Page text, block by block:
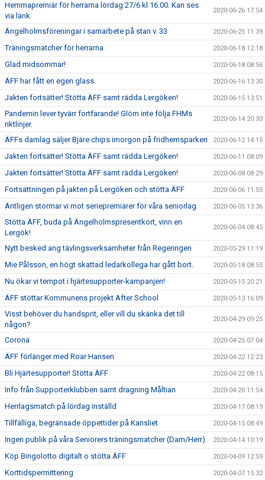
Hemmapremiär för herrarna lördag 27/6 kl 16.00. Kan ses
via länk
2020-06-26 17:54
Ängelholmsföreningar i samarbete på stan v. 33 2020-06-25 11:39
Träningsmatcher för herrarna 2020-06-18 12:18
Glad midsommar! 2020-06-18 08:56
ÄFF har fått en egen glass. 2020-06-16 13:30
Jakten fortsätter! Stötta ÄFF samt rädda Lergöken! 2020-06-15 13:51
Pandemin lever tyvärr fortfarande! Glöm inte följa FHMs
riktlinjer.
2020-06-14 20:33
ÄFFs damlag säljer Bjäre chips imorgon på fridhemsparken 2020-06-12 14:15
Jakten fortsätter! Stötta ÄFF samt rädda Lergöken! 2020-06-11 08:09
Jakten fortsätter! Stötta ÄFF samt rädda Lergöken! 2020-06-08 08:29
Fortsättningen på jakten på Lergöken och stötta ÄFF 2020-06-06 11:55
Äntligen stormar vi mot seriepremiärer för våra seniorlag 2020-06-05 13:36
Stötta ÄFF, buda på Ängelholmspresentkort, vinn en
Lergök!
2020-06-04 08:45
Nytt besked ang tävlingsverksamheter från Regeringen 2020-05-29 11:19
Mie Pålsson, en högt skattad ledarkollega har gått bort. 2020-05-18 08:55
Nu ökar vi tempot i hjärtesupporter-kampanjen! 2020-05-15 20:21
ÄFF stöttar Kommunens projekt After School 2020-05-13 16:09
Visst behöver du handsprit, eller vill du skänka det till
någon?
2020-04-29 09:25
Corona 2020-04-25 07:04
ÄFF förlänger med Roar Hansen 2020-04-22 12:23
Bli Hjärtesupporter! Stötta ÄFF 2020-04-22 08:15
Info från Supporterklubben samt dragning Måltian 2020-04-20 11:54
Herrlagsmatch på lördag inställd 2020-04-17 08:19
Tillfälliga, begränsade öppettider på Kansliet 2020-04-15 08:49
Ingen publik på våra Seniorers träningsmatcher (Dam/Herr) 2020-04-14 10:19
Köp Bingolotto digitalt o stötta ÄFF 2020-04-09 12:59
Korttidspermittering 2020-04-07 15:32